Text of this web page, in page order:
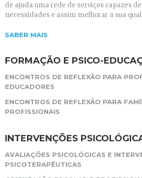
de ajuda uma rede de serviços capazes
necessidades e assim melhorar a sua
SABER MAIS
FORMAÇÃO E PSICO-
ENCONTROS DE REFLEXÃO PARA
EDUCADORES
ENCONTROS DE REFLEXÃO PARA
PROFISSIONAIS
INTERVENÇÕES
AVALIAÇÕES PSICOLÓGICAS E
PSICOTERAPÊUTICAS